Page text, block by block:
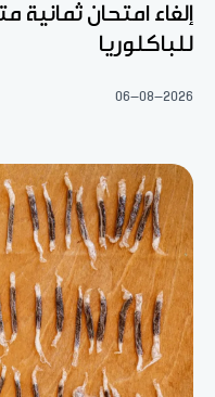
إلغاء امتحان ثمانية
للباكلوريا
06-08-2026